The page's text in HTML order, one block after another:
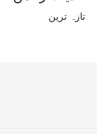
تازہ ترین